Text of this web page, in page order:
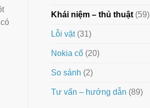
Khái niệm – thủ thuật(59)
Lỗi vặt(31)
Nokia cổ(20)
So sánh (2)
Tư vấn – hướng dẫn (89)